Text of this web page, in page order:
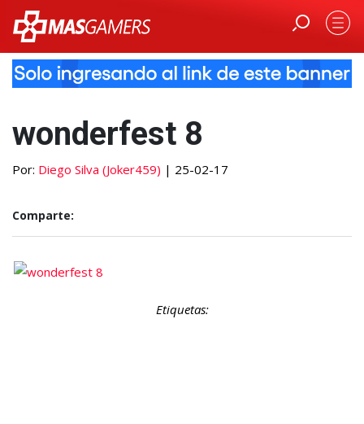
wonderfest 8
Por: Diego Silva (Joker459) | 25-02-17
Comparte:
Etiquetas: